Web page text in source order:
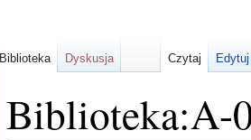
Biblioteka:A-
Biblioteka Dyskusja Czytaj